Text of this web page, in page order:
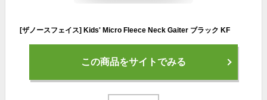
[ザノースフェイス] Kids' Micro Fleece Neck Gaiter ブラック KF
この商品をサイトでみる